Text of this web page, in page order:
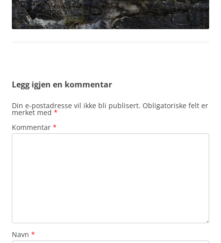
Legg igjen en kommentar
Din e-postadresse vil ikke bli publisert. Obligatoriske felt er
merket med *
Kommentar *
Navn *